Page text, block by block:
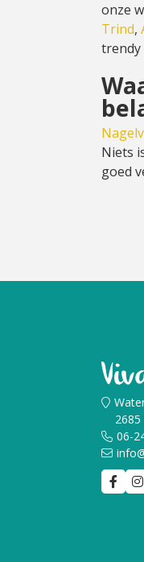
onze
Trind,
trendy
Niets
goed
2685
06-